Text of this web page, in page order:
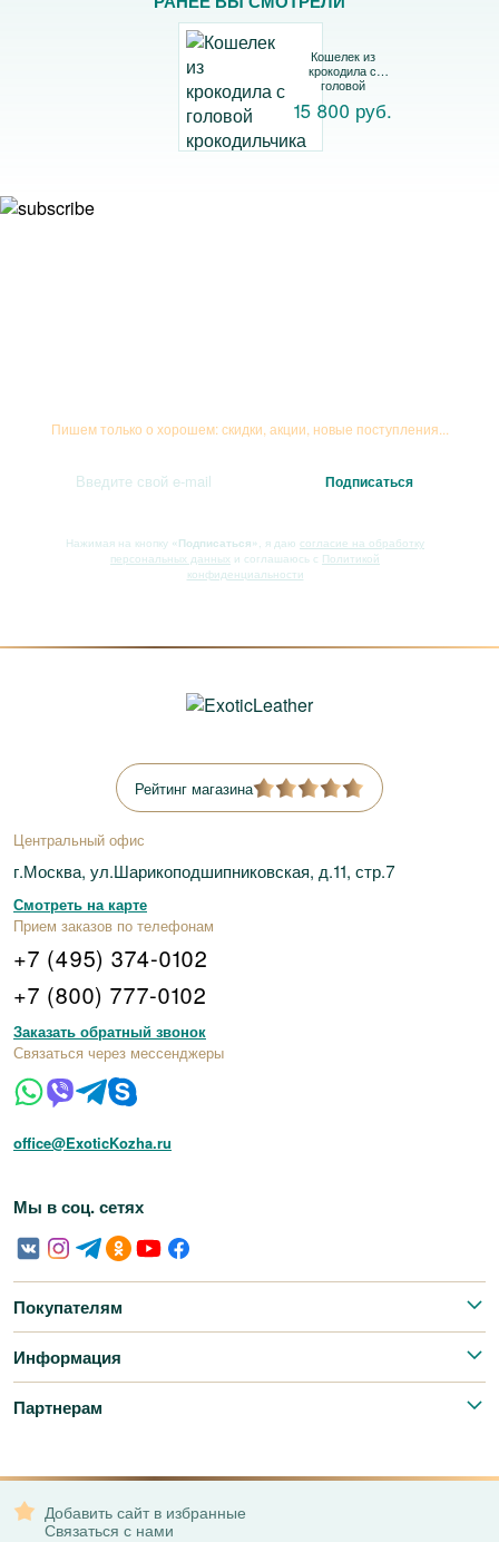
Кошелек из
крокодила с
головой
15 800 руб.
Пишем только о хорошем: скидки, акции, новые поступления...
Нажимая на кнопку «Подписаться» , я даю согласие на обработку
персональных данных и соглашаюсь с Политикой
конфиденциальности
Рейтинг магазина
Центральный офис
г.Москва, ул.Шарикоподшипниковская, д.11, стр.7
Смотреть на карте
Прием заказов по телефонам
+7 (495) 374-0102
+7 (800) 777-0102
Заказать обратный звонок
Связаться через мессенджеры
office@ExoticKozha.ru
Мы в соц. сетях
Покупателям
Информация
Партнерам
Добавить сайт в избранные
Связаться с нами